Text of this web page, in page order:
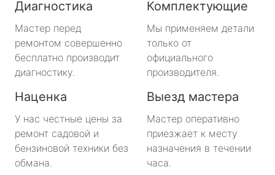
Диагностика
Мастер перед
ремонтом совершенно
бесплатно производит
диагностику.
Комплектующие
Мы применяем детали
только от
официального
производителя.
Наценка
У нас честные цены за
ремонт садовой и
бензиновой техники без
обмана.
Выезд мастера
Мастер оперативно
приезжает к месту
назначения в течении
часа.